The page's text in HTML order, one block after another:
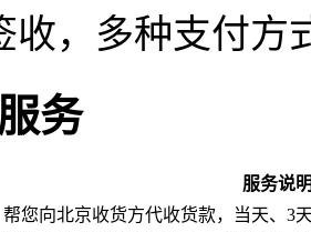
收，多种支付方
务
服务说
帮您向北京收货方代收货款，当天、3